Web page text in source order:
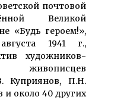
почтовой
Великой
«Будь героем!»,
1941 г.,
художников-
Куприянов, П.Н.
и около 40 других